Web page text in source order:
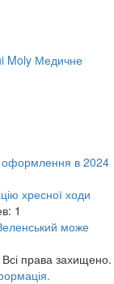
Moly Медичне
оформлення в 2024
хресної ходи
1
може
Всі права захищено.